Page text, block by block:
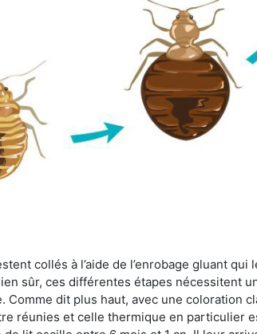
collés à l’aide de l’enrobage gluant qui
sûr, ces différentes étapes nécessitent
dit plus haut, avec une coloration
réunies et celle thermique en particulier